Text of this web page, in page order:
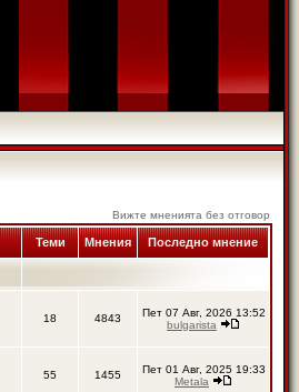
Вижте мненията без отговор
Теми Мнения Последно мнение
18 4843
Пет 07 Авг, 2026 13:52
bulgarista
55 1455
Пет 01 Авг, 2025 19:33
Metala